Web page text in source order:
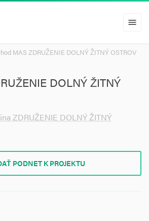
menu
MAS ZDRUŽENIE DOLNÝ ŽITNÝ OSTROV
DOLNÝ ŽITNÝ
ZDRUŽENIE DOLNÝ ŽITNÝ
PODNET K PROJEKTU